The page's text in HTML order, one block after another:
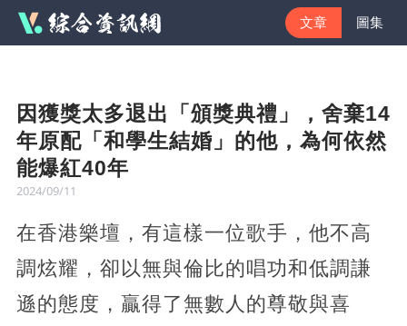
文章 圖集
因獲獎太多退出「頒獎典禮」，舍棄14
年原配「和學生結婚」的他，為何依然
能爆紅40年
2024/09/11
在香港樂壇，有這樣一位歌手，他不高
調炫耀，卻以無與倫比的唱功和低調謙
遜的態度，贏得了無數人的尊敬與喜